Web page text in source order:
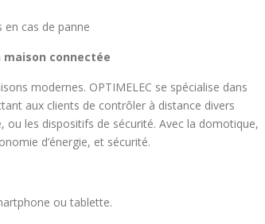
cas de panne
connectée
modernes. OPTIMELEC se spécialise dans
aux clients de contrôler à distance divers
ou les dispositifs de sécurité. Avec la domotique,
d’énergie, et sécurité.
ou tablette.